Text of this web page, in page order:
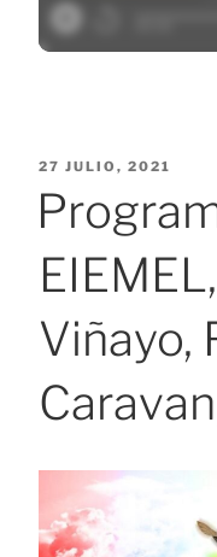
PUBLICADO
27 JULIO, 2021
Viñayo,